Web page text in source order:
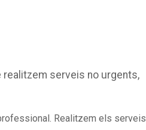
realitzem serveis no urgents,
Realitzem els serveis